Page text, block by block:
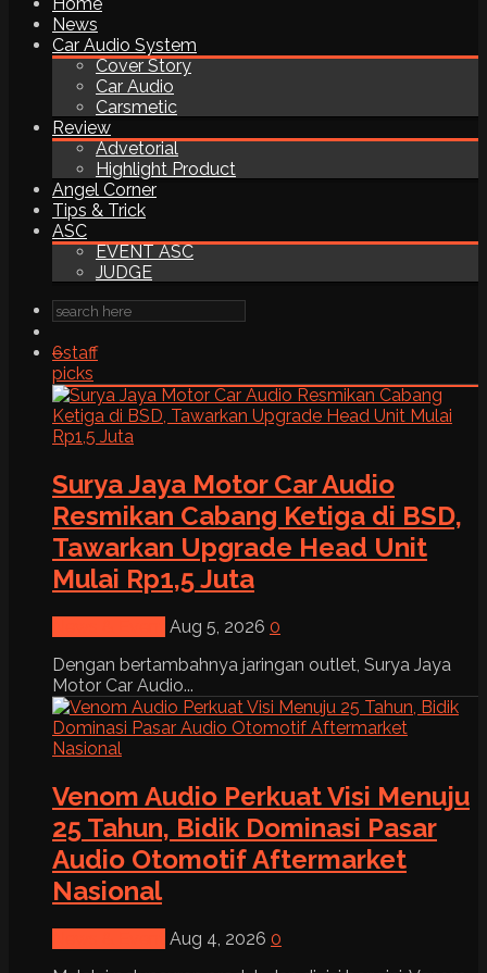
News
Car Audio System
Cover Story
Car Audio
Carsmetic
Review
Advetorial
Highlight Product
Angel Corner
Tips & Trick
ASC
EVENT ASC
JUDGE
6staff
picks
Surya Jaya Motor Car Audio
Resmikan Cabang Ketiga di BSD,
Tawarkan Upgrade Head Unit
Mulai Rp1,5 Juta
Aug 5, 2026 0
Dengan bertambahnya jaringan outlet, Surya Jaya
Motor Car Audio...
Venom Audio Perkuat Visi Menuju
25 Tahun, Bidik Dominasi Pasar
Audio Otomotif Aftermarket
Nasional
Aug 4, 2026 0